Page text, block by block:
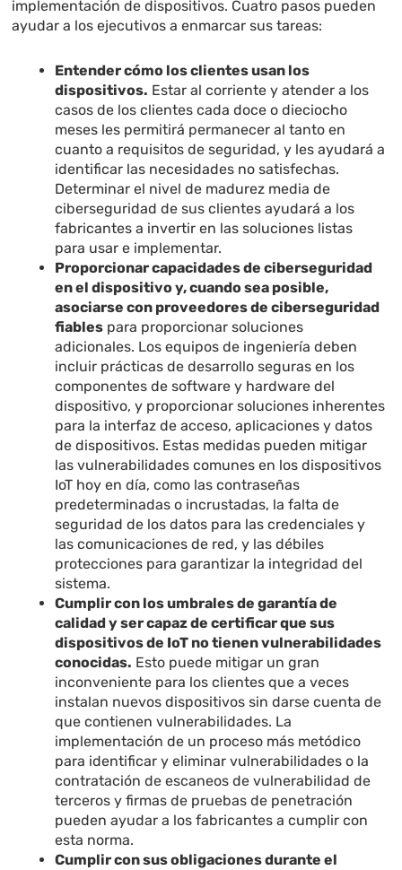
implementación de dispositivos. Cuatro pasos pueden
ayudar a los ejecutivos a enmarcar sus tareas:
Entender cómo los clientes usan los
dispositivos. Estar al corriente y atender a los
casos de los clientes cada doce o dieciocho
meses les permitirá permanecer al tanto en
cuanto a requisitos de seguridad, y les ayudará a
identificar las necesidades no satisfechas.
Determinar el nivel de madurez media de
ciberseguridad de sus clientes ayudará a los
fabricantes a invertir en las soluciones listas
para usar e implementar.
Proporcionar capacidades de ciberseguridad
en el dispositivo y, cuando sea posible,
asociarse con proveedores de ciberseguridad
fiables para proporcionar soluciones
adicionales. Los equipos de ingeniería deben
incluir prácticas de desarrollo seguras en los
componentes de software y hardware del
dispositivo, y proporcionar soluciones inherentes
para la interfaz de acceso, aplicaciones y datos
de dispositivos. Estas medidas pueden mitigar
las vulnerabilidades comunes en los dispositivos
IoT hoy en día, como las contraseñas
predeterminadas o incrustadas, la falta de
seguridad de los datos para las credenciales y
las comunicaciones de red, y las débiles
protecciones para garantizar la integridad del
sistema.
Cumplir con los umbrales de garantía de
calidad y ser capaz de certificar que sus
dispositivos de IoT no tienen vulnerabilidades
conocidas. Esto puede mitigar un gran
inconveniente para los clientes que a veces
instalan nuevos dispositivos sin darse cuenta de
que contienen vulnerabilidades. La
implementación de un proceso más metódico
para identificar y eliminar vulnerabilidades o la
contratación de escaneos de vulnerabilidad de
terceros y firmas de pruebas de penetración
pueden ayudar a los fabricantes a cumplir con
esta norma.
Cumplir con sus obligaciones durante el